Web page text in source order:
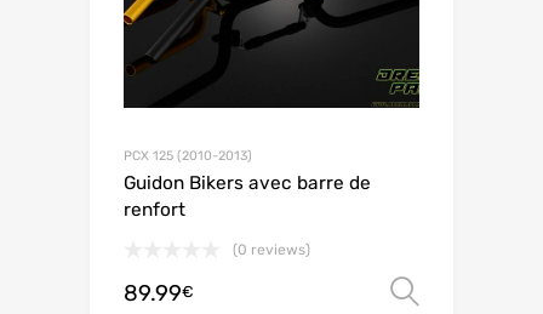
PCX 125 (2010-2013)
Guidon Bikers avec barre de
renfort
(0 reviews)
89.99€